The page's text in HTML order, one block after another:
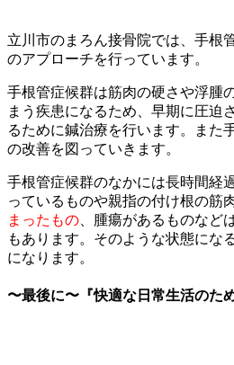
立川市のまろん接骨院では、手根
のアプローチを行っています。
手根管症候群は筋肉の硬さや浮腫
まう疾患になるため、早期に圧迫
るために鍼治療を行います。また
の改善を図っていきます。
手根管症候群のなかには長時間経
っているものや親指の付け根の筋
まったもの 、腫瘍があるものなど
もあります。そのような状態にな
になります。
〜最後に〜『快適な日常生活のため